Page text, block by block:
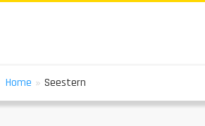
Home » Seestern